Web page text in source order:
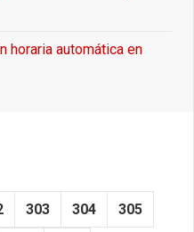
horaria automática en
303 304 305